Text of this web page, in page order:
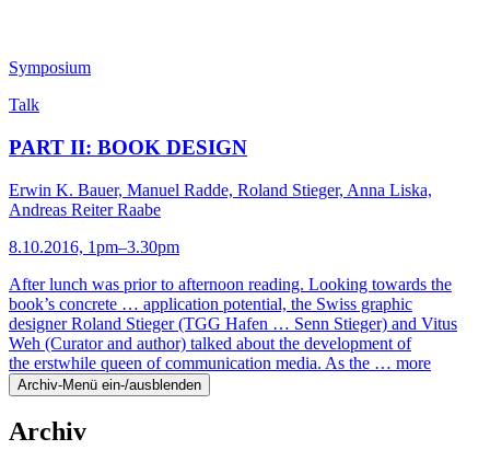
Symposium
Talk
PART II: BOOK DESIGN
Erwin K. Bauer, Manuel Radde, Roland Stieger, Anna Liska,
Andreas Reiter Raabe
8.10.2016, 1pm–3.30pm
After lunch was prior to afternoon reading. Looking towards the
book’s concrete … application potential, the Swiss graphic
designer Roland Stieger (TGG Hafen … Senn Stieger) and Vitus
Weh (Curator and author) talked about the development of
the erstwhile queen of communication media. As the … more
Archiv-Menü ein-/ausblenden
Archiv